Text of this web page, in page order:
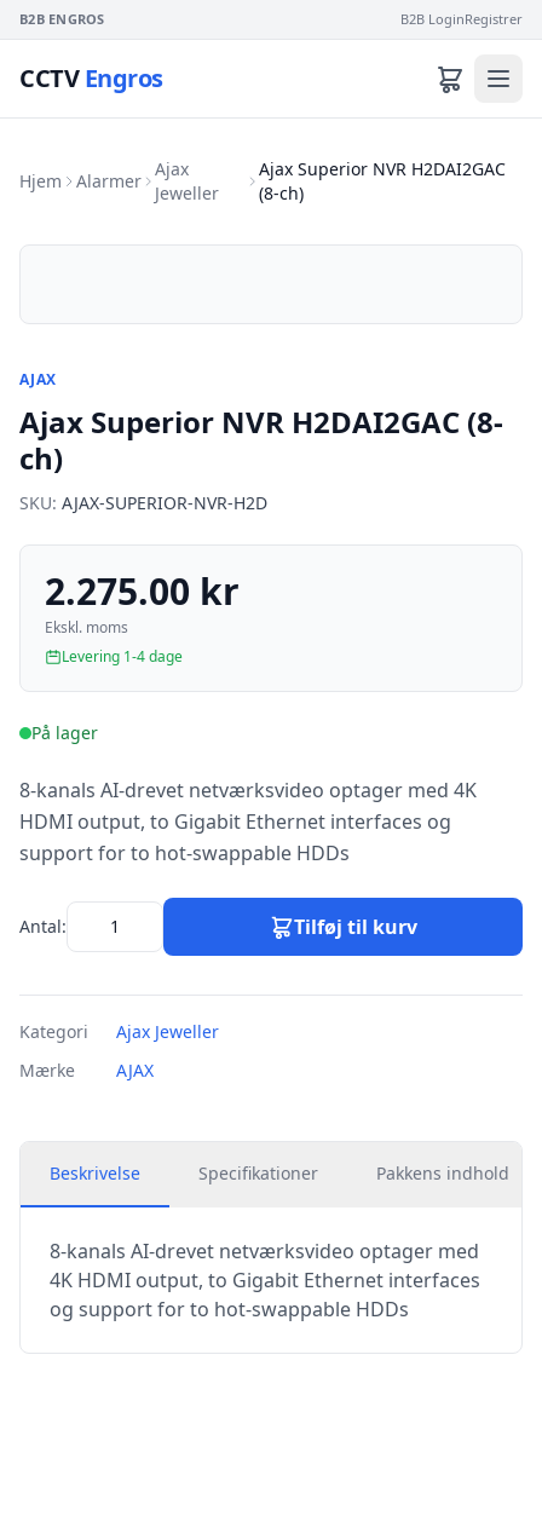
B2B ENGROS B2B LoginRegistrer
CCTVEngros
Hjem Alarmer
Ajax
Jeweller
Ajax Superior NVR H2DAI2GAC
(8-ch)
AJAX
Ajax Superior NVR H2DAI2GAC (8-
ch)
SKU: AJAX-SUPERIOR-NVR-H2D
2.275.00 kr
Ekskl. moms
Levering 1-4 dage
På lager
8-kanals AI-drevet netværksvideo optager med 4K
HDMI output, to Gigabit Ethernet interfaces og
support for to hot-swappable HDDs
Antal: Tilføj til kurv
Kategori
Ajax Jeweller
Mærke
AJAX
Beskrivelse Specifikationer Pakkens indhold
8-kanals AI-drevet netværksvideo optager med
4K HDMI output, to Gigabit Ethernet interfaces
og support for to hot-swappable HDDs